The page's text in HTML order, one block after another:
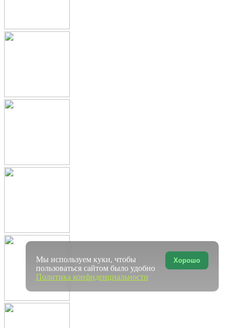
Хорошо
Мы используем куки, чтобы
пользоваться сайтом было удобно
Политика конфиденциальности